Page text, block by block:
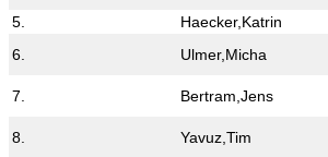
5.
Haecker,Katrin
6.
Ulmer,Micha
7. Bertram,Jens
8. Yavuz,Tim